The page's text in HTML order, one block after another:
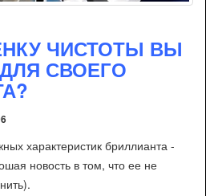
ЧИСТОТЫ ВЫ
СВОЕГО
характеристик бриллианта -
новость в том, что ее не